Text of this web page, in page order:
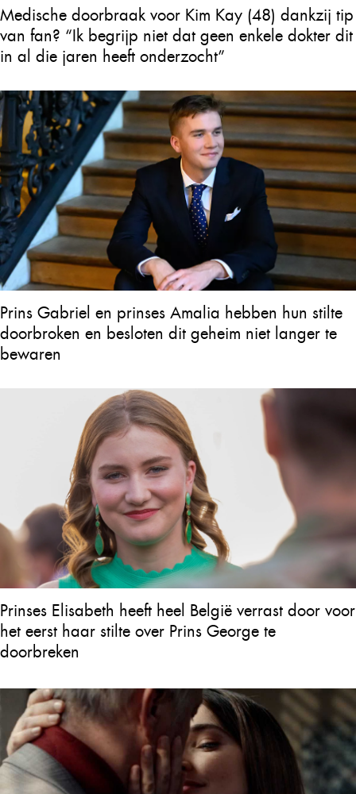
Medische doorbraak voor Kim Kay (48) dankzij tip
van fan? “Ik begrijp niet dat geen enkele dokter dit
in al die jaren heeft onderzocht”
Prins Gabriel en prinses Amalia hebben hun stilte
doorbroken en besloten dit geheim niet langer te
bewaren
Prinses Elisabeth heeft heel België verrast door voor
het eerst haar stilte over Prins George te
doorbreken